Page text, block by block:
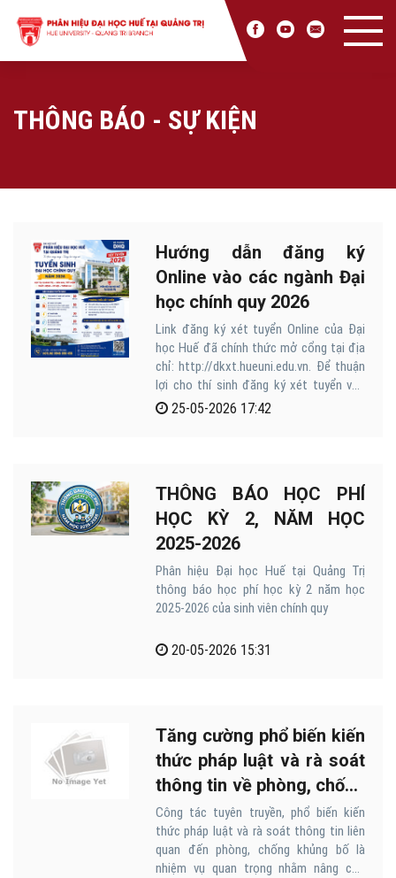
THÔNG BÁO - SỰ KIỆN
Hướng dẫn đăng ký
Online vào các ngành Đại
học chính quy 2026
Link đăng ký xét tuyển Online của Đại
học Huế đã chính thức mở cổng tại địa
chỉ: http://dkxt.hueuni.edu.vn. Để thuận
lợi cho thí sinh đăng ký xét tuyển vào
các ngành của Phân hiệu Đại học Huế tại
25-05-2026 17:42
THÔNG BÁO HỌC PHÍ
HỌC KỲ 2, NĂM HỌC
2025-2026
Phân hiệu Đại học Huế tại Quảng Trị
thông báo học phí học kỳ 2 năm học
2025-2026 của sinh viên chính quy
20-05-2026 15:31
Tăng cường phổ biến kiến
thức pháp luật và rà soát
thông tin về phòng, chống
khủng bố
Công tác tuyên truyền, phổ biến kiến
thức pháp luật và rà soát thông tin liên
quan đến phòng, chống khủng bố là
nhiệm vụ quan trọng nhằm nâng cao